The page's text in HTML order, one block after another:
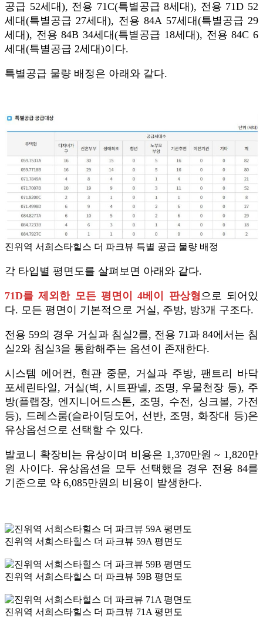
공급 52세대), 전용 71C(특별공급 8세대), 전용 71D 52
세대(특별공급 27세대), 전용 84A 57세대(특별공급 29
세대), 전용 84B 34세대(특별공급 18세대), 전용 84C 6
세대(특별공급 2세대)이다.
특별공급 물량 배정은 아래와 같다.
진위역 서희스타힐스 더 파크뷰 특별 공급 물량 배정
각 타입별 평면도를 살펴보면 아래와 같다.
71D를 제외한 모든 평면이 4베이 판상형으로 되어있
다. 모든 평면이 기본적으로 거실, 주방, 방3개 구조다.
전용 59의 경우 거실과 침실2를, 전용 71과 84에서는 침
실2와 침실3을 통합해주는 옵션이 존재한다.
시스템 에어컨, 현관 중문, 거실과 주방, 팬트리 바닥
포세린타일, 거실(벽, 시트판넬, 조명, 우물천장 등), 주
방(플랩장, 엔지니어드스톤, 조명, 수전, 싱크볼, 가전
등), 드레스룸(슬라이딩도어, 선반, 조명, 화장대 등)은
유상옵션으로 선택할 수 있다.
발코니 확장비는 유상이며 비용은 1,370만원 ~ 1,820만
원 사이다. 유상옵션을 모두 선택했을 경우 전용 84를
기준으로 약 6,085만원의 비용이 발생한다.
진위역 서희스타힐스 더 파크뷰 59A 평면도
진위역 서희스타힐스 더 파크뷰 59B 평면도
진위역 서희스타힐스 더 파크뷰 71A 평면도